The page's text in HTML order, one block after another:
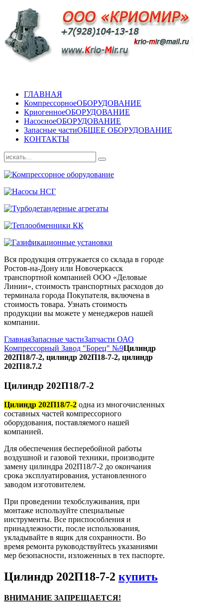
ГЛАВНАЯ
КомпрессорноеОБОРУДОВАНИЕ
КриогенноеОБОРУДОВАНИЕ
НасосноеОБОРУДОВАНИЕ
Запасные частиОБЩЕЕ ОБОРУДОВАНИЕ
КОНТАКТЫ
Вся продукция отгружается со склада в городе
Ростов-на-Дону или Новочеркасск
транспортной компанией ООО «Деловые
Линии», стоимость транспортных расходов до
терминала города Покупателя, включена в
стоимость товара. Узнать стоимость
продукции вы можете у менеджеров нашей
компании.
ГлавнаяЗапасные частиЗапчасти ОАО
Компрессорный Завод "Борец" №9Цилиндр
202П18/7-2, цилиндр 202П18-7-2, цилиндр
202П18.7.2
Цилиндр 202П18/7-2
Цилиндр 202П18/7-2 одна из многочисленных
составных частей компрессорного
оборудования, поставляемого нашей
компанией.
Для обеспечения бесперебойной работы
воздушной и газовой техники, производите
замену цилиндра 202П18/7-2 до окончания
срока эксплуатирования, установленного
заводом изготовителем.
При проведении техобслуживания, при
монтаже используйте специальные
инструменты. Все приспособления и
принадлежности, после использования,
укладывайте в ящик для сохранности. Во
время ремонта руководствуйтесь указаниями
мер безопасности, изложенных в тех паспорте.
Цилиндр 202П18-7-2 купить
ВНИМАНИЕ ЗАПРЕЩАЕТСЯ!